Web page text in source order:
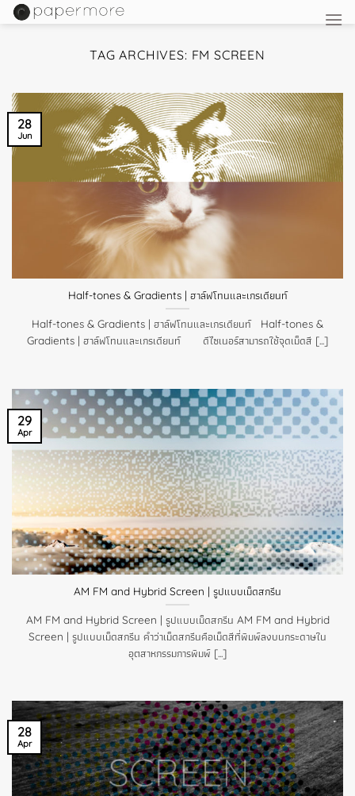
Skip
to
TAG ARCHIVES: FM SCREEN
Half-tones & Gradients | ฮาล์ฟโทนและเกรเดียนท์
Half-tones & Gradients | ฮาล์ฟโทนและเกรเดียนท์ Half-tones &
Gradients | ฮาล์ฟโทนและเกรเดียนท์ ดีไซเนอร์สามารถใช้จุดเม็ดสี [...]
28
Jun
AM FM and Hybrid Screen | รูปแบบเม็ดสกรีน
AM FM and Hybrid Screen | รูปแบบเม็ดสกรีน AM FM and Hybrid
Screen | รูปแบบเม็ดสกรีน คำว่าเม็ดสกรีนคือเม็ดสีที่พิมพ์ลงบนกระดาษใน
อุตสาหกรรมการพิมพ์ [...]
29
Apr
28
Apr